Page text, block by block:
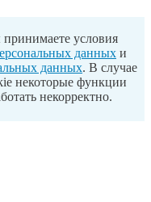
условия
данных и
данных. В случае
некоторые функции
некорректно.